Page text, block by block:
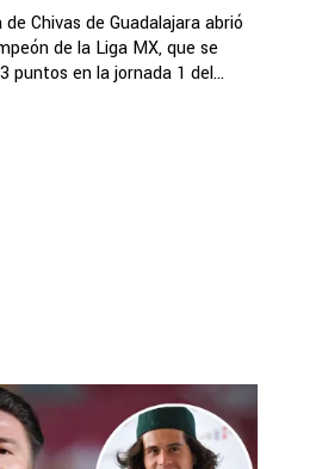
Chivas de Guadalajara abrió
de la Liga MX, que se
puntos en la jornada 1 del...